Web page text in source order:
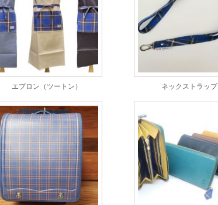
エプロン（ツートン） ネックストラップ